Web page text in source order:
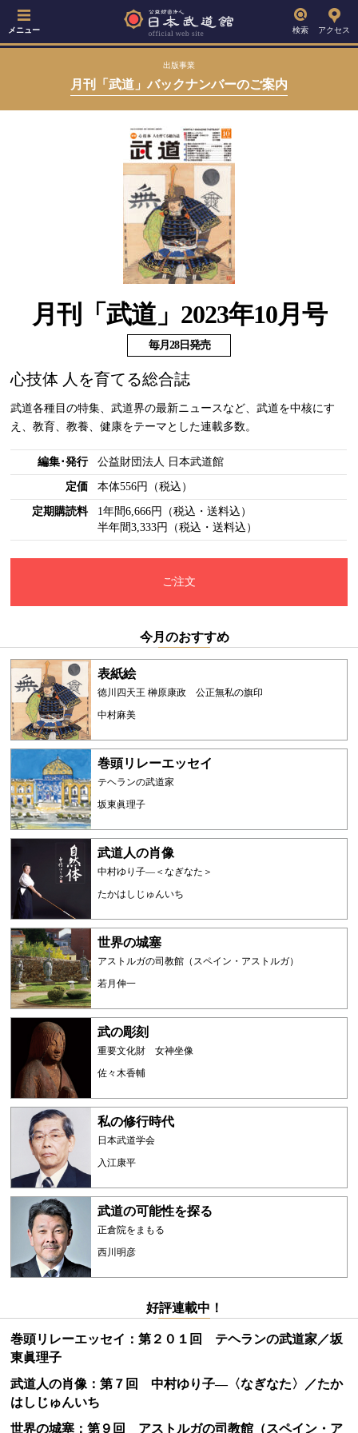
メニュー 検索 アクセス
出版事業
月刊「武道」バックナンバーのご案内
月刊「武道」2023年10月号
毎月28日発売
心技体 人を育てる総合誌
武道各種目の特集、武道界の最新ニュースなど、武道を中核にす
え、教育、教養、健康をテーマとした連載多数。
編集･発行 公益財団法人 日本武道館
定価 本体556円（税込）
定期購読料
1年間6,666円（税込・送料込）
半年間3,333円（税込・送料込）
ご注文
今月のおすすめ
表紙絵
徳川四天王 榊原康政 公正無私の旗印
中村麻美
巻頭リレーエッセイ
テヘランの武道家
坂東眞理子
武道人の肖像
中村ゆり子―＜なぎなた＞
たかはしじゅんいち
世界の城塞
アストルガの司教館（スペイン・アストルガ）
若月伸一
武の彫刻
重要文化財 女神坐像
佐々木香輔
私の修行時代
日本武道学会
入江康平
武道の可能性を探る
正倉院をまもる
西川明彦
好評連載中！
巻頭リレーエッセイ：第２０１回 テヘランの武道家／坂
東眞理子
武道人の肖像：第７回 中村ゆり子―〈なぎなた〉／たか
はしじゅんいち
世界の城塞：第９回 アストルガの司教館（スペイン・ア